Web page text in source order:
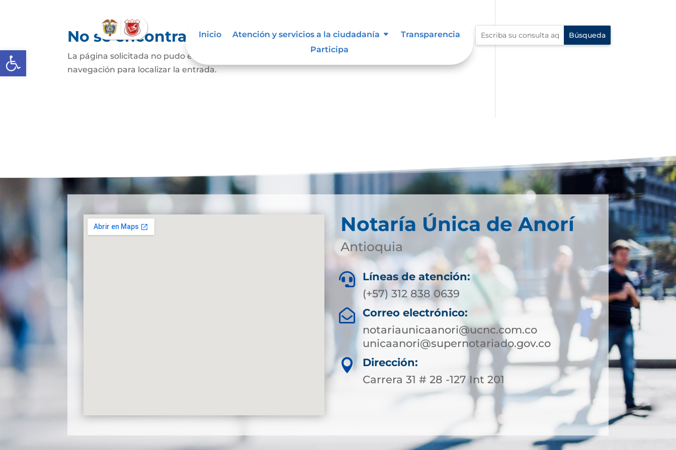
Abrir barra de herramientas
Inicio Atención y servicios a la ciudadanía
Transparencia
Participa
No se encontraron resultados
La página solicitada no pudo encontrarse. Trate de perfeccionar su búsqueda o utilice la
navegación para localizar la entrada.
Notaría Única de Anorí
Antioquia

Líneas de atención:
(+57) 312 838 0639
 Correo electrónico:
notariaunicaanori@ucnc.com.co
unicaanori@supernotariado.gov.co

Dirección:
Carrera 31 # 28 -127 Int 201